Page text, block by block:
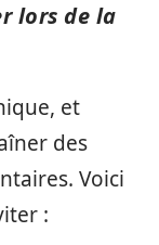
lors de la
et
des
Voici
: